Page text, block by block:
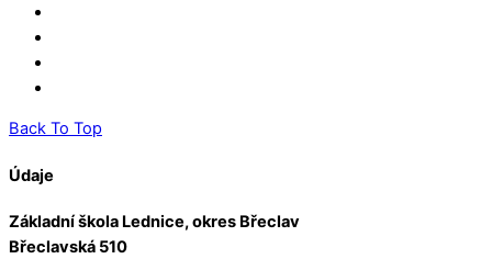
Back To Top
Údaje
Základní škola Lednice, okres Břeclav
Břeclavská 510